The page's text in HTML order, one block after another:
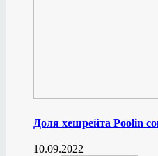
Доля хешрейта Poolin
10.09.2022